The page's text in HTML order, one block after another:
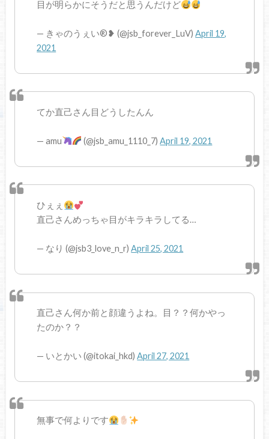
目が明らかにそうだと思うんだけど
— きゃのうぇい®️❥ (@jsb_forever_LuV)April 19,
2021
てか直己さん目どうしたんん
— amu (@jsb_amu_1110_7)April 19, 2021
ひぇぇ
直己さんめっちゃ目がキラキラしてる…
— なり (@jsb3_love_n_r)April 25, 2021
直己さん何か前と顔違うよね。目？？何かやっ
たのか？？
— いとかい (@itokai_hkd)April 27, 2021
無事で何よりです